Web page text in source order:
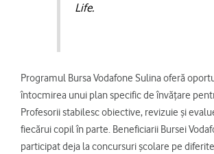
Life.
Programul Bursa Vodafone Sulina oferă
întocmirea unui plan specific de învățare
Profesorii stabilesc obiective, revizuie și
fiecărui copil în parte. Beneficiarii Bursei
participat deja la concursuri școlare pe